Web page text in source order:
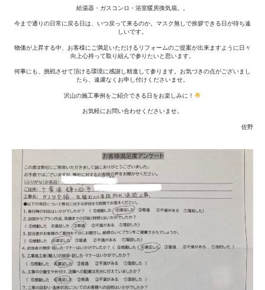
給湯器・ガスコンロ・浴室暖房換気扇。。
今まで通りの日常に戻る日は、いつ戻って来るのか。マスク無しで挨拶できる日が待ち遠
しいです。
物価が上昇する中、お客様にご満足いただけるリフォームのご提案が出来ますように日々
向上心持って取り組んで参りたいと思います。
何事にも、挑戦させて頂ける環境に感謝し精進して参ります。お気づきの点がございまし
たら、遠慮なくお申し付けくださいませ。
沢山の施工事例をご紹介できる日をお楽しみに！
お気軽にお問い合わせくださいませ。
佐野